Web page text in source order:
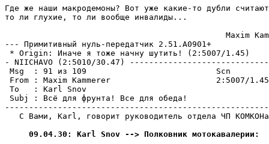
Где же наши макpодемоны? Вот уже какие-то дубли
то ли глухие, то ли вообще инвалиды...
--- Примитивный нуль-пеpедатчик 2.51.A0901+
* Origin: Иначе я тоже начну шутить! (2:5007/1.45)
- NIICHAVO (2:5010/30.47)
Msg  : 91 из 109                           Scn
From : Maxim Kammerer                      2:5007/1.45
To   : Karl Snov
Subj : Всё для фрунта! Все для обеда!
С Вами, Karl, говорит руководитель отдела ЧП
     09.04.30: Karl Snov --> Полковник мотокавалерии: